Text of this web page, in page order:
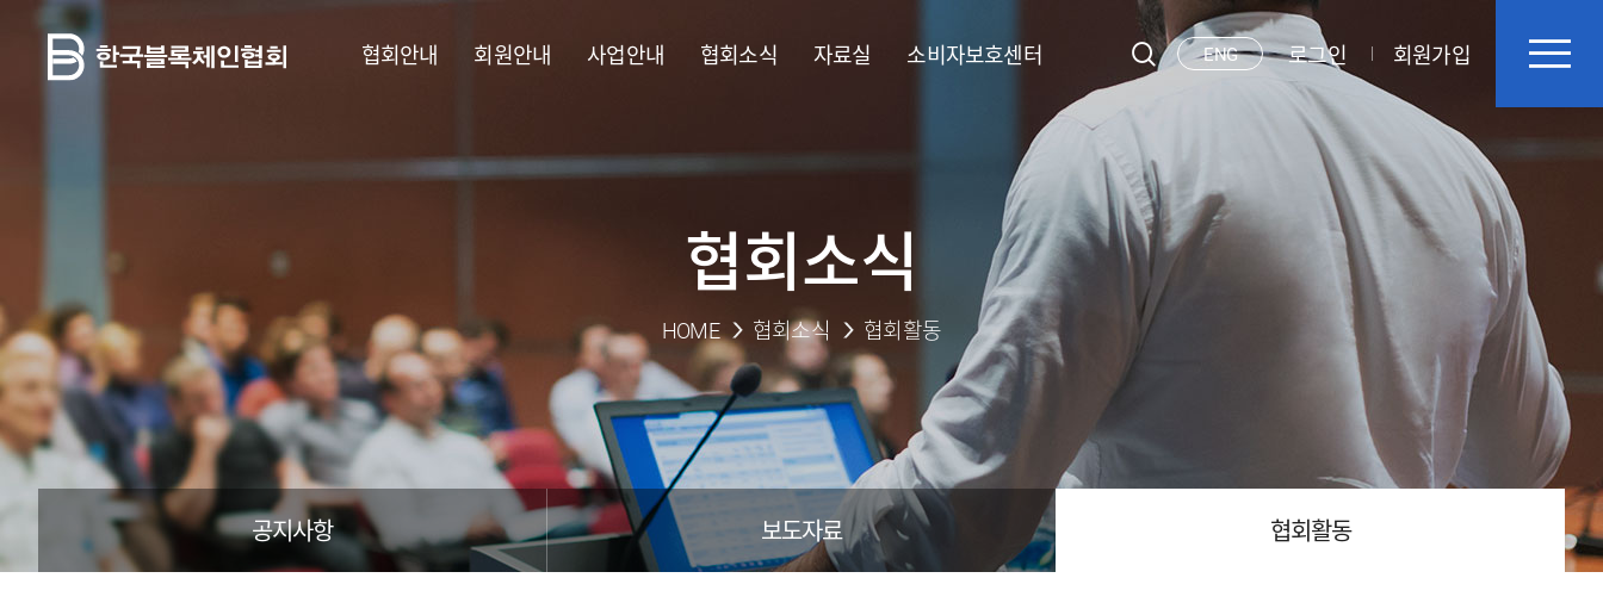
협회안내 회원안내 사업안내 협회소식 자료실 소비자보호센터 ENG 로그인 회원가입
협회소식
HOME 협회소식 협회활동
공지사항 보도자료 협회활동